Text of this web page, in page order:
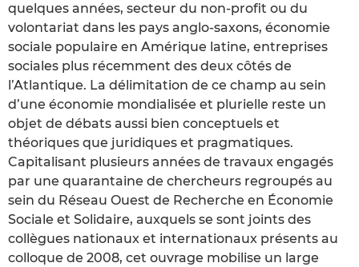
quelques années, secteur du non-profit ou du
volontariat dans les pays anglo-saxons, économie
sociale populaire en Amérique latine, entreprises
sociales plus récemment des deux côtés de
l’Atlantique. La délimitation de ce champ au sein
d’une économie mondialisée et plurielle reste un
objet de débats aussi bien conceptuels et
théoriques que juridiques et pragmatiques.
Capitalisant plusieurs années de travaux engagés
par une quarantaine de chercheurs regroupés au
sein du Réseau Ouest de Recherche en Économie
Sociale et Solidaire, auxquels se sont joints des
collègues nationaux et internationaux présents au
colloque de 2008, cet ouvrage mobilise un large